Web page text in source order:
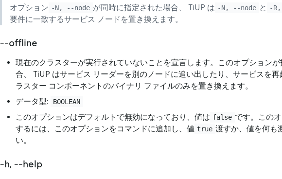
オプション -N, --node が同時に指定された場合、 TiUP は -N, --node と -
要件に一致するサービス ノードを置き換えます。
--offline
現在のクラスターが実行されていないことを宣言します。このオプション
合、 TiUP はサービス リーダーを別のノードに追い出したり、サービスを再
ラスター コンポーネントのバイナリ ファイルのみを置き換えます。
データ型:
BOOLEAN
このオプションはデフォルトで無効になっており、値は false です。この
するには、このオプションをコマンドに追加し、値 true 渡すか、値を何も
い。
-h, --help